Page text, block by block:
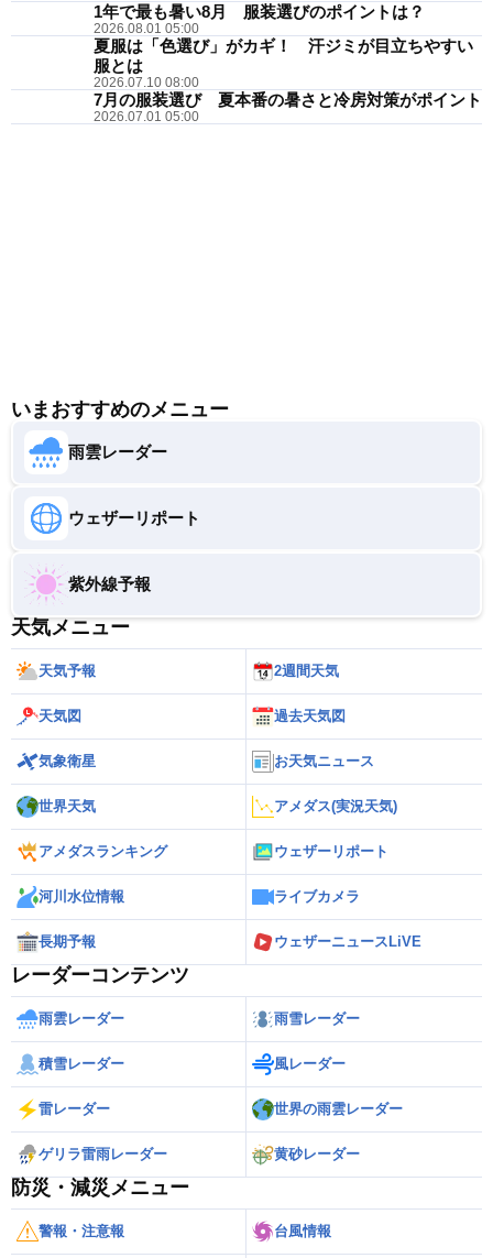
1年で最も暑い8月 服装選びのポイントは？
2026.08.01 05:00
夏服は「色選び」がカギ！ 汗ジミが目立ちやすい
服とは
2026.07.10 08:00
7月の服装選び 夏本番の暑さと冷房対策がポイント
2026.07.01 05:00
いまおすすめのメニュー
雨雲レーダー
ウェザーリポート
紫外線予報
天気メニュー
天気予報 2週間天気
天気図 過去天気図
気象衛星 お天気ニュース
世界天気 アメダス(実況天気)
アメダスランキング ウェザーリポート
河川水位情報 ライブカメラ
長期予報 ウェザーニュースLiVE
レーダーコンテンツ
雨雲レーダー 雨雪レーダー
積雪レーダー 風レーダー
雷レーダー 世界の雨雲レーダー
ゲリラ雷雨レーダー 黄砂レーダー
防災・減災メニュー
警報・注意報 台風情報